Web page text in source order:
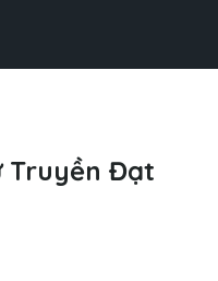
Truyền Đạt